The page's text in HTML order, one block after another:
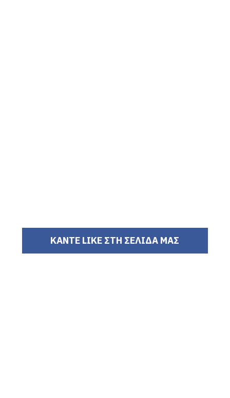
ΚΑΝΤΕ LIKE ΣΤΗ ΣΕΛΙΔΑ ΜΑΣ